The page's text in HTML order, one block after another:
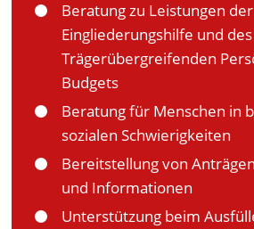
Beratung zu Leistungen der
Eingliederungshilfe und des
Trägerübergreifenden
Budgets
Beratung für Menschen in
sozialen Schwierigkeiten
Bereitstellung von
und Informationen
Unterstützung beim